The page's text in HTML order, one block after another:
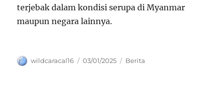
terjebak dalam kondisi serupa di Myanmar
maupun negara lainnya.
Author
wildcaracal16
Posted
03/01/2025 Categories
Berita